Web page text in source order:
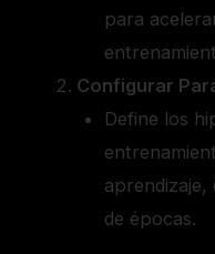
para
Configurar
Define los
de épocas.